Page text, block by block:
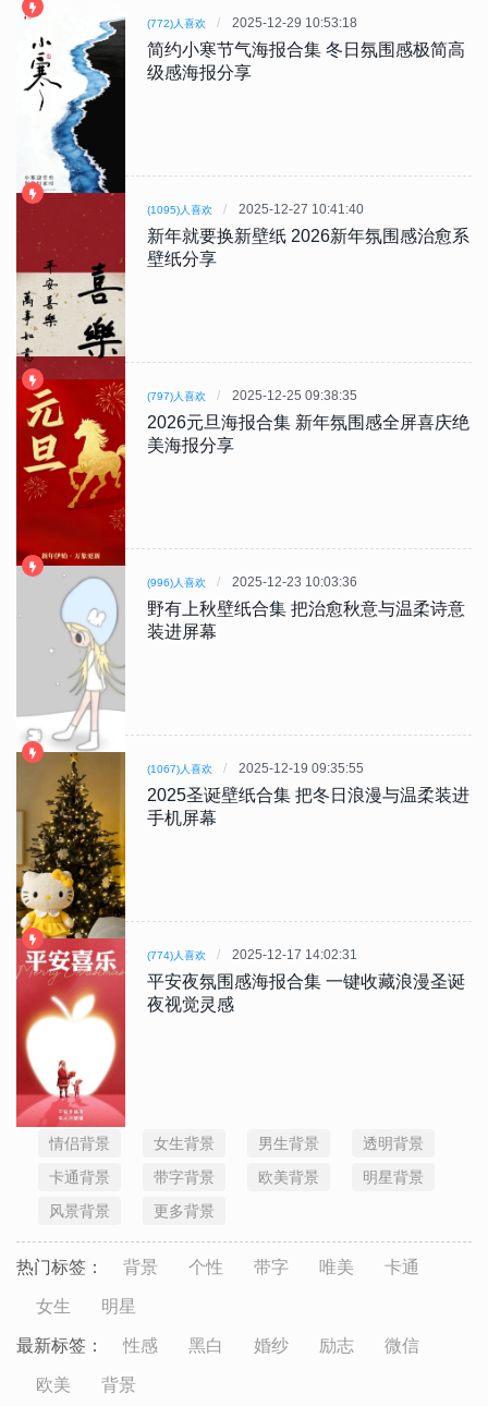
(772)人喜欢 2025-12-29 10:53:18
简约小寒节气海报合集 冬日氛围感极简高
级感海报分享
(1095)人喜欢 2025-12-27 10:41:40
新年就要换新壁纸 2026新年氛围感治愈系
壁纸分享
(797)人喜欢 2025-12-25 09:38:35
2026元旦海报合集 新年氛围感全屏喜庆绝
美海报分享
(996)人喜欢 2025-12-23 10:03:36
野有上秋壁纸合集 把治愈秋意与温柔诗意
装进屏幕
(1067)人喜欢 2025-12-19 09:35:55
2025圣诞壁纸合集 把冬日浪漫与温柔装进
手机屏幕
(774)人喜欢 2025-12-17 14:02:31
平安夜氛围感海报合集 一键收藏浪漫圣诞
夜视觉灵感
情侣背景 女生背景 男生背景
透明背景
卡通背景
带字背景 欧美背景
明星背景
风景背景
更多背景
热门标签： 背景 个性 带字 唯美 卡通
女生 明星
最新标签： 性感 黑白 婚纱 励志 微信
欧美 背景